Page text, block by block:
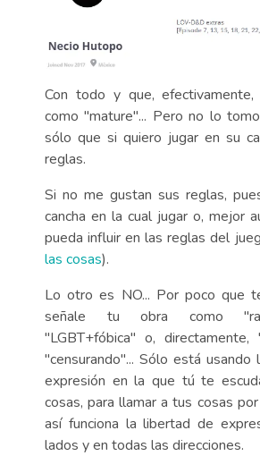
Con todo y que,
como "mature"... Pero no lo
sólo que si quiero jugar en su
reglas.
Si no me gustan sus reglas,
cancha en la cual jugar o, mejor
pueda influir en las reglas del
las cosas).
Lo otro es NO... Por poco que
señale tu obra como
"LGBT+fóbica" o,
"censurando"... Sólo está
expresión en la que tú te
cosas, para llamar a tus cosas
así funciona la libertad de
lados y en todas las direcciones.